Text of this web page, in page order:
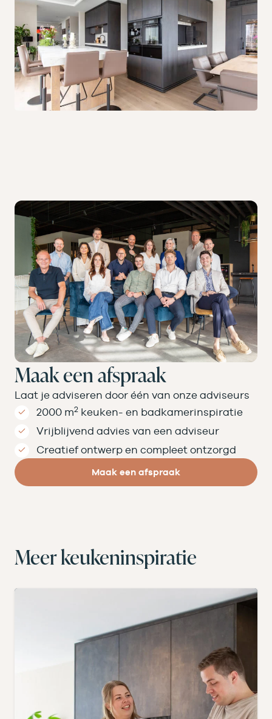
Maak een afspraak
Laat je adviseren door één van onze adviseurs
2000 m2 keuken- en badkamer­inspiratie
Vrijblijvend advies van een adviseur
Creatief ontwerp en compleet ontzorgd
Maak een afspraak
Meer keukeninspiratie